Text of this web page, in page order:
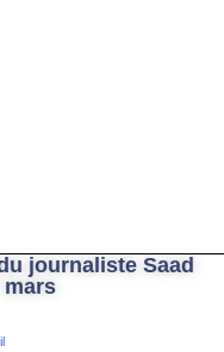
journaliste Saad
mars